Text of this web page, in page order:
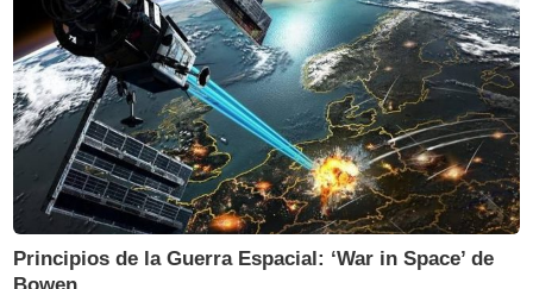
Principios de la Guerra Espacial: ‘War in Space’ de